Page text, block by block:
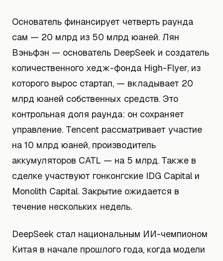
Основатель финансирует четверть раунда
сам — 20 млрд из 50 млрд юаней. Лян
Вэньфэн — основатель DeepSeek и создатель
количественного хедж-фонда High-Flyer, из
которого вырос стартап, — вкладывает 20
млрд юаней собственных средств. Это
контрольная доля раунда: он сохраняет
управление. Tencent рассматривает участие
на 10 млрд юаней, производитель
аккумуляторов CATL — на 5 млрд. Также в
сделке участвуют гонконгские IDG Capital и
Monolith Capital. Закрытие ожидается в
течение нескольких недель.
DeepSeek стал национальным ИИ-чемпионом
Китая в начале прошлого года, когда модели